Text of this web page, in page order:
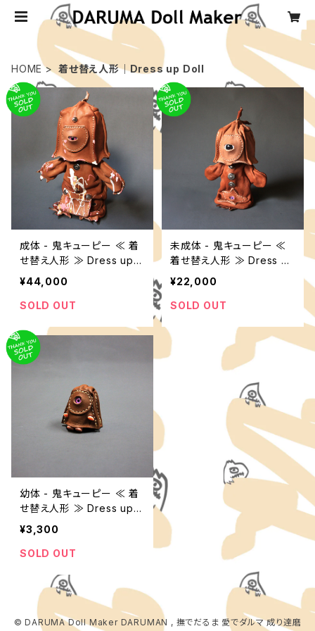
HOME 着せ替え人形｜Dress up Doll
成体 - 鬼キューピー ≪ 着
せ替え人形 ≫ Dress up D
oll , ONI - Kewpie , Adul
t size
¥44,000
SOLD OUT
未成体 - 鬼キューピー ≪
着せ替え人形 ≫ Dress up
Doll , ONI - Kewpie , Kid
s size
¥22,000
SOLD OUT
幼体 - 鬼キューピー ≪ 着
せ替え人形 ≫ Dress up D
oll , ONI - Kewpie , Bab
y size
¥3,300
SOLD OUT
© DARUMA Doll Maker DARUMAN , 撫でだるま 愛でダルマ 成り達磨